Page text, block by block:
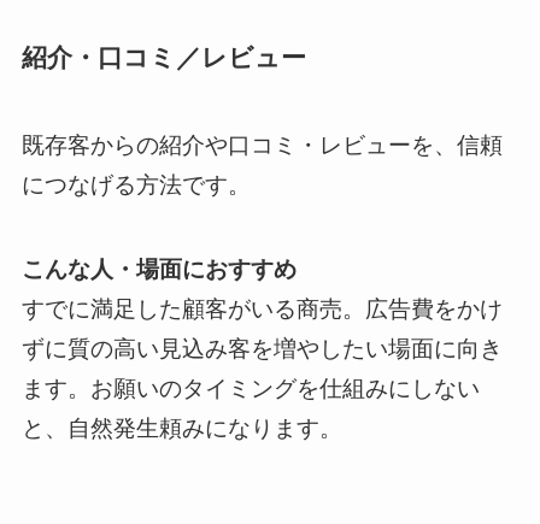
紹介・口コミ／レビュー
既存客からの紹介や口コミ・レビューを、信頼
につなげる方法です。
こんな人・場面におすすめ
すでに満足した顧客がいる商売。広告費をかけ
ずに質の高い見込み客を増やしたい場面に向き
ます。お願いのタイミングを仕組みにしない
と、自然発生頼みになります。